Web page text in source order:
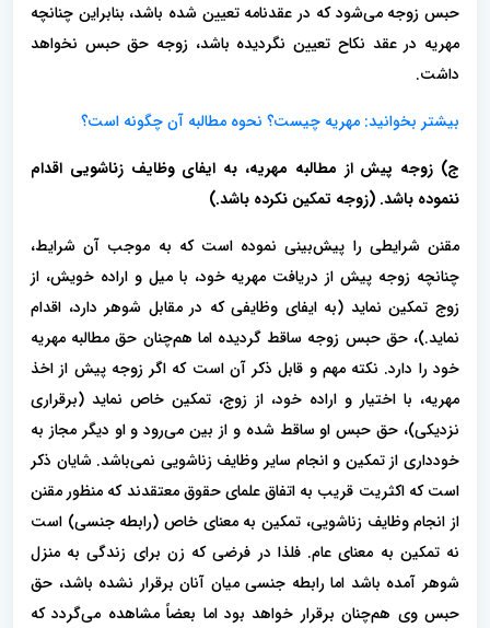
حبس زوجه می‌شود که در عقدنامه تعیین شده باشد، بنابراین چنانچه
مهریه در عقد نکاح تعیین نگردیده باشد، زوجه حق حبس نخواهد
داشت.
بیشتر بخوانید: مهریه چیست؟ نحوه مطالبه آن چگونه است؟
ج) زوجه پیش از مطالبه مهریه، به ایفای وظایف زناشویی اقدام
ننموده باشد. (زوجه تمکین نکرده باشد.)
مقنن شرایطی را پیش‌بینی نموده است که به موجب آن شرایط،
چنانچه زوجه پیش از دریافت مهریه خود، با میل و اراده خویش، از
زوج تمکین نماید (به ایفای وظایفی که در مقابل شوهر دارد، اقدام
نماید.)، حق حبس زوجه ساقط گردیده اما هم‌چنان حق مطالبه مهریه
خود را دارد. نکته مهم و قابل ذکر آن است که اگر زوجه پیش از اخذ
مهریه، با اختیار و اراده خود، از زوج، تمکین خاص نماید (برقراری
نزدیکی)، حق حبس او ساقط شده و از بین می‌رود و او دیگر مجاز به
خودداری از تمکین و انجام سایر وظایف زناشویی نمی‌باشد. شایان ذکر
است که اکثریت قریب به اتفاق علمای حقوق معتقدند که منظور مقنن
از انجام وظایف زناشویی، تمکین به معنای خاص (رابطه جنسی) است
نه تمکین به معنای عام. فلذا در فرضی که زن برای زندگی به منزل
شوهر آمده باشد اما رابطه جنسی میان آنان برقرار نشده باشد، حق
حبس وی هم‌چنان برقرار خواهد بود اما بعضاً مشاهده می‌گردد که